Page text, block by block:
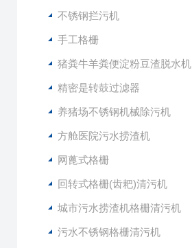
不锈钢拦污机
手工格栅
猪粪牛羊粪便淀粉豆渣脱水机
精密是转鼓过滤器
养猪场不锈钢机械除污机
方舱医院污水捞渣机
网蓖式格栅
回转式格栅(齿耙)清污机
城市污水捞渣机格栅清污机
污水不锈钢格栅清污机